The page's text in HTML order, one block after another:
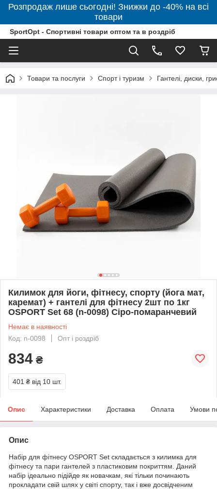
Розпродаж лише сьогодні! Знижки до -40% на всі
товари
SportOpt - Спортивні товари оптом та в роздріб
Товари та послуги Спорт і туризм Гантелі, диски,
Килимок для йоги, фітнесу, спорту (йога мат,
каремат) + гантелі для фітнесу 2шт по 1кг
OSPORT Set 68 (n-0098) Сіро-помаранчевий
Немає в наявності
Код: n-0098
Опт і роздріб
834 ₴
401 ₴ від 10 шт.
Опис Характеристики Доставка Оплата Умови
Опис
Набір для фітнесу OSPORT Set складається з килимка для
фітнесу та пари гантелей з пластиковим покриттям. Даний
набір ідеально підійде як новачкам, які тільки починають
прокладати свій шлях у світі спорту, так і вже досвідченим